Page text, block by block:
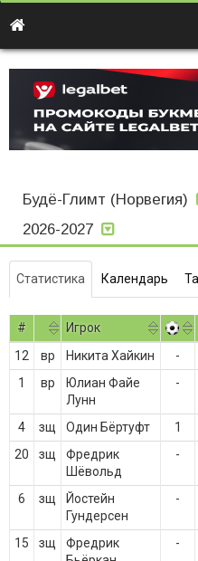
Будё-Глимт (Норвегия)
2026-2027
Статистика Календарь
# Игрок
12
вр Никита Хайкин -
1
вр
Юлиан Файе
Лунн
-
4 зщ Один Бёртуфт 1
20
зщ
Фредрик
Шёвольд
-
6 зщ
Йостейн
Гундерсен
-
15 зщ
Фредрик
-